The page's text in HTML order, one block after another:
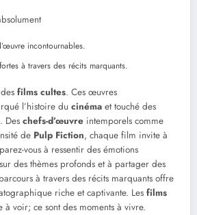
incontournables.
à travers des récits marquants.
films cultes. Ces œuvres
l’histoire du cinéma et touché des
Des chefs-d’œuvre intemporels comme
de Pulp Fiction, chaque film invite à
vous à ressentir des émotions
des thèmes profonds et à partager des
à travers des récits marquants offre
riche et captivante. Les films
à voir; ce sont des moments à vivre.